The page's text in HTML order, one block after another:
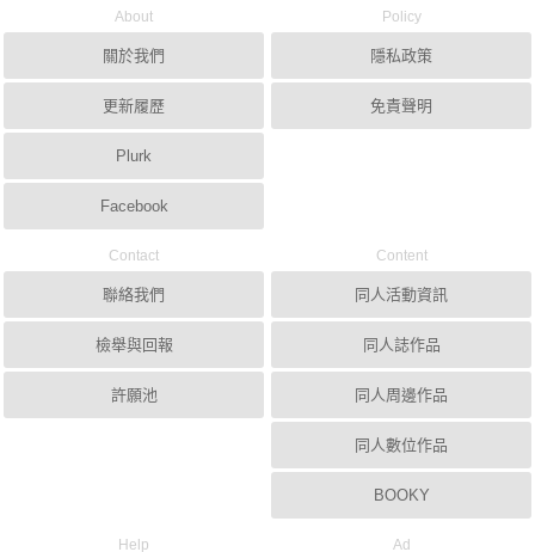
About
關於我們
更新履歷
Plurk
Facebook
Policy
隱私政策
免責聲明
Contact
聯絡我們
檢舉與回報
許願池
Content
同人活動資訊
同人誌作品
同人周邊作品
同人數位作品
BOOKY
Help Ad